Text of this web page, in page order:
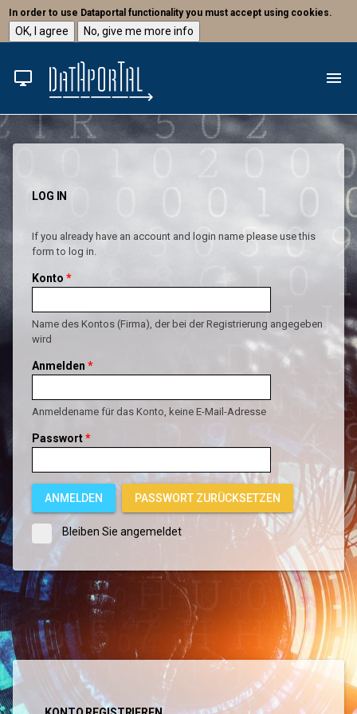
In order to use Dataportal functionality you must accept using cookies.
OK, I agree
No, give me more info
desktop_windows menu
LOG IN
If you already have an account and login name please use this
form to log in.
Konto *
Name des Kontos (Firma), der bei der Registrierung angegeben
wird
Anmelden *
Anmeldename für das Konto, keine E-Mail-Adresse
Passwort*
ANMELDEN PASSWORT ZURÜCKSETZEN
Bleiben Sie angemeldet